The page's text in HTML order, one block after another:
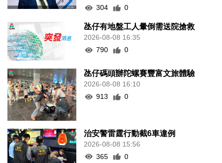
304
0
氹仔有地盤工人暈倒需送院搶救
2026-08-08 16:35
790
0
氹仔碼頭辦陀螺賽豐富文旅體驗
2026-08-08 16:10
913
0
治安警雷霆行動截6車違例
2026-08-08 15:56
365
0